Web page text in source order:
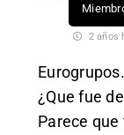
2 años
Eurogrupos.
¿Que fue
Parece